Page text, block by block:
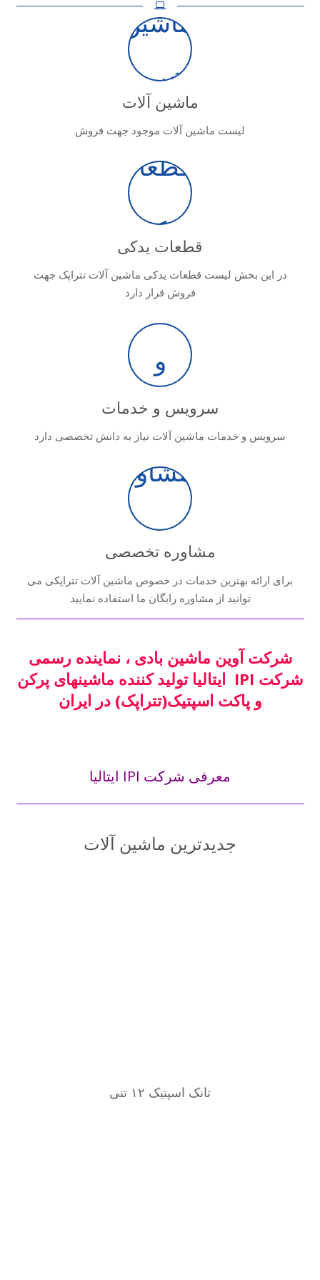
ماشین آلات
لیست ماشین آلات موجود جهت فروش
قطعات یدکی
در این بخش لیست قطعات یدکی ماشین آلات تتراپک جهت
فروش قرار دارد
سرویس و خدمات
سرویس و خدمات ماشین آلات نیاز به دانش تخصصی دارد
مشاوره تخصصی
برای ارائه بهترین خدمات در خصوص ماشین آلات تتراپکی می
توانید از مشاوره رایگان ما استفاده نمایید
شرکت آوین ماشین بادی ، نماینده رسمی
شرکت IPI ایتالیا تولید کننده ماشینهای پرکن
و پاکت اسپتیک(تتراپک) در ایران
معرفی شرکت IPI ایتالیا
جدیدترین ماشین آلات
تانک اسپتیک ۱۲ تنی